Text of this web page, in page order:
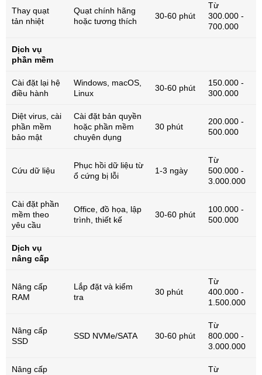
Thay quạt
tản nhiệt
Quạt chính hãng
hoặc tương thích
30-60 phút
Từ
300.000 -
700.000
Dịch vụ
phần mềm
Cài đặt lại hệ
điều hành
Windows, macOS,
Linux
30-60 phút
150.000 -
300.000
Diệt virus, cài
phần mềm
bảo mật
Cài đặt bản quyền
hoặc phần mềm
chuyên dụng
30 phút
200.000 -
500.000
Cứu dữ liệu
Phục hồi dữ liệu từ
ổ cứng bị lỗi
1-3 ngày
Từ
500.000 -
3.000.000
Cài đặt phần
mềm theo
yêu cầu
Office, đồ họa, lập
trình, thiết kế
30-60 phút
100.000 -
500.000
Dịch vụ
nâng cấp
Nâng cấp
RAM
Lắp đặt và kiểm
tra
30 phút
Từ
400.000 -
1.500.000
Nâng cấp
SSD
SSD NVMe/SATA 30-60 phút
Từ
800.000 -
3.000.000
Nâng cấp Từ